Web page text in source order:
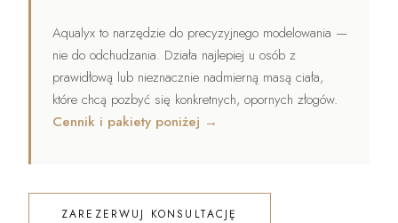
Aqualyx to narzędzie do precyzyjnego modelowania —
nie do odchudzania. Działa najlepiej u osób z
prawidłową lub nieznacznie nadmierną masą ciała,
które chcą pozbyć się konkretnych, opornych złogów.
Cennik i pakiety poniżej →
ZAREZERWUJ KONSULTACJĘ